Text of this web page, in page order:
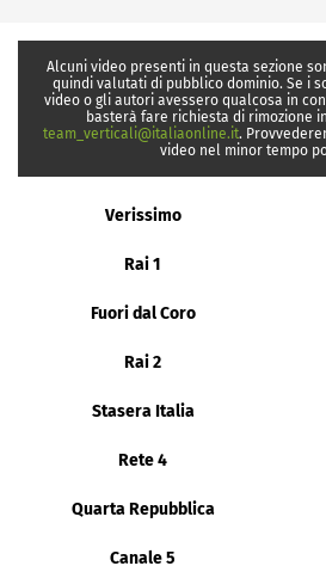
Alcuni video presenti in questa sezione
quindi valutati di pubblico dominio. Se i
video o gli autori avessero qualcosa in
basterà fare richiesta di rimozione
team_verticali@italiaonline.it.
video nel minor tempo
Verissimo
Rai 1
Fuori dal Coro
Rai 2
Stasera Italia
Rete 4
Quarta Repubblica
Canale 5